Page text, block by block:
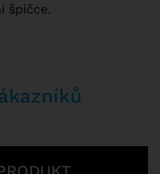
špičce.